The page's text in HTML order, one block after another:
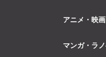
アニメ・映画
マンガ・ラ